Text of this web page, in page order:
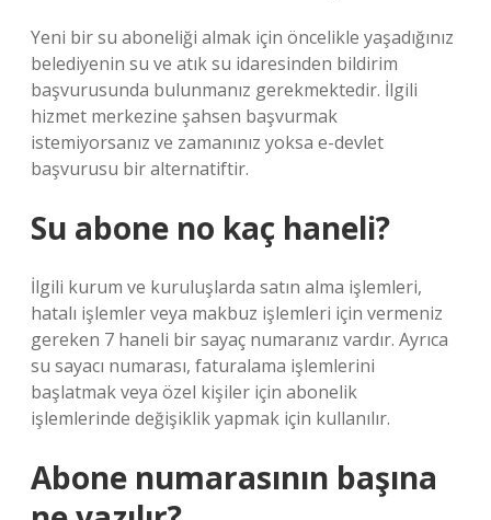
Yeni bir su aboneliği almak için öncelikle yaşadığınız
belediyenin su ve atık su idaresinden bildirim
başvurusunda bulunmanız gerekmektedir. İlgili
hizmet merkezine şahsen başvurmak
istemiyorsanız ve zamanınız yoksa e-devlet
başvurusu bir alternatiftir.
Su abone no kaç haneli?
İlgili kurum ve kuruluşlarda satın alma işlemleri,
hatalı işlemler veya makbuz işlemleri için vermeniz
gereken 7 haneli bir sayaç numaranız vardır. Ayrıca
su sayacı numarası, faturalama işlemlerini
başlatmak veya özel kişiler için abonelik
işlemlerinde değişiklik yapmak için kullanılır.
Abone numarasının başına